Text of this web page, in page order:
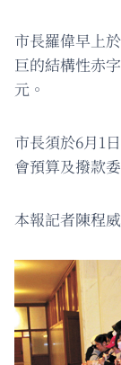
市長羅偉早上
巨的結構性赤
元。
市長須於6月1
會預算及撥款
本報記者陳程